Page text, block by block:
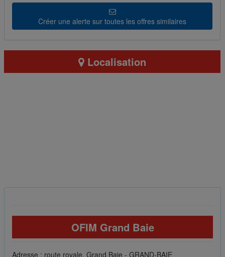
Créer une alerte sur toutes les offres similaires
Localisation
OFIM Grand Baie
Adresse : route royale, Grand Baie - GRAND-BAIE